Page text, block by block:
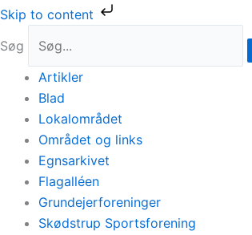
Skip to content
Gå
indholdet
Søg
Artikler
Blad
Lokalområdet
Området og links
Egnsarkivet
Flagalléen
Grundejerforeninger
Skødstrup Sportsforening